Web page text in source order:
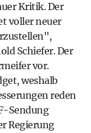
Kritik. Der
voller neuer
Schiefer. Der
vor.
weshalb
reden
Sendung
Regierung